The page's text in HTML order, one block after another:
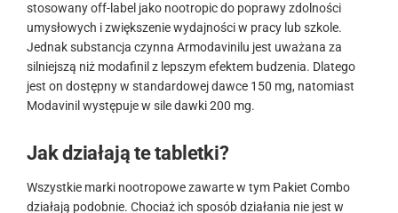
stosowany off-label jako nootropic do poprawy zdolności
umysłowych i zwiększenie wydajności w pracy lub szkole.
Jednak substancja czynna Armodavinilu jest uważana za
silniejszą niż modafinil z lepszym efektem budzenia. Dlatego
jest on dostępny w standardowej dawce 150 mg, natomiast
Modavinil występuje w sile dawki 200 mg.
Jak działają te tabletki?
Wszystkie marki nootropowe zawarte w tym Pakiet Combo
działają podobnie. Chociaż ich sposób działania nie jest w